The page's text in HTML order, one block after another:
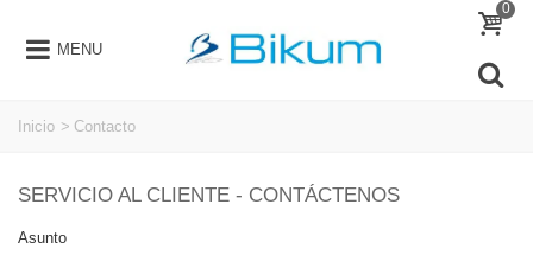
MENU
0
Inicio > Contacto
SERVICIO AL CLIENTE - CONTÁCTENOS
Asunto